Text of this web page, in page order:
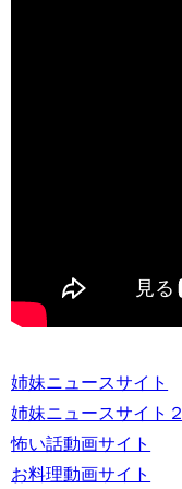
姉妹ニュースサイト
姉妹ニュースサイト２
怖い話動画サイト
お料理動画サイト